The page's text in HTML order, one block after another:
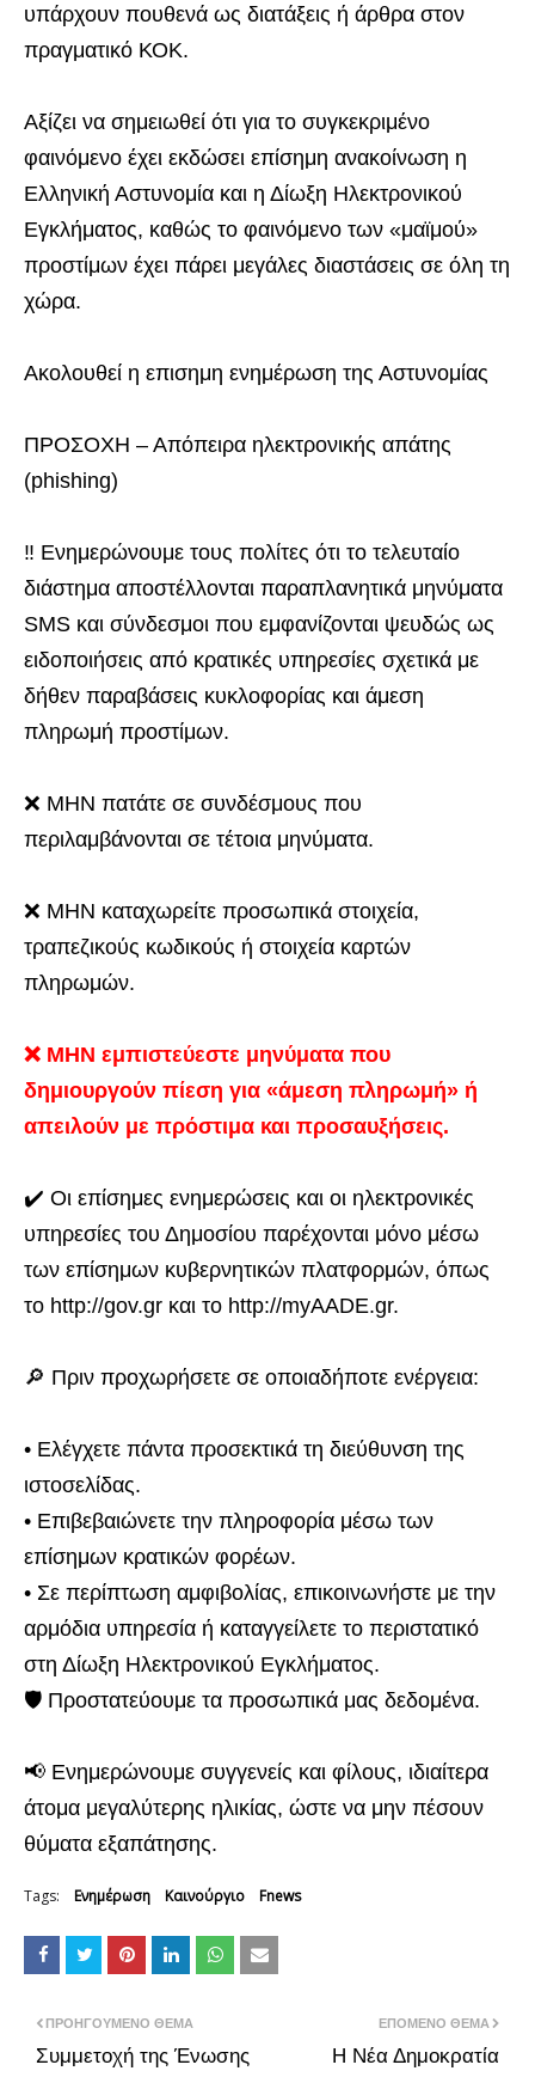
υπάρχουν πουθενά ως διατάξεις ή άρθρα στον
πραγματικό ΚΟΚ.
Αξίζει να σημειωθεί ότι για το συγκεκριμένο
φαινόμενο έχει εκδώσει επίσημη ανακοίνωση η
Ελληνική Αστυνομία και η Δίωξη Ηλεκτρονικού
Εγκλήματος, καθώς το φαινόμενο των «μαϊμού»
προστίμων έχει πάρει μεγάλες διαστάσεις σε όλη τη
χώρα.
Ακολουθεί η επισημη ενημέρωση της Αστυνομίας
ΠΡΟΣΟΧΗ – Απόπειρα ηλεκτρονικής απάτης
(phishing)
‼️ Ενημερώνουμε τους πολίτες ότι το τελευταίο
διάστημα αποστέλλονται παραπλανητικά μηνύματα
SMS και σύνδεσμοι που εμφανίζονται ψευδώς ως
ειδοποιήσεις από κρατικές υπηρεσίες σχετικά με
δήθεν παραβάσεις κυκλοφορίας και άμεση
πληρωμή προστίμων.
❌ ΜΗΝ πατάτε σε συνδέσμους που
περιλαμβάνονται σε τέτοια μηνύματα.
❌ ΜΗΝ καταχωρείτε προσωπικά στοιχεία,
τραπεζικούς κωδικούς ή στοιχεία καρτών
πληρωμών.
❌ ΜΗΝ εμπιστεύεστε μηνύματα που
δημιουργούν πίεση για «άμεση πληρωμή» ή
απειλούν με πρόστιμα και προσαυξήσεις.
✔️ Οι επίσημες ενημερώσεις και οι ηλεκτρονικές
υπηρεσίες του Δημοσίου παρέχονται μόνο μέσω
των επίσημων κυβερνητικών πλατφορμών, όπως
το http://gov.gr και το http://myAADE.gr.
🔎 Πριν προχωρήσετε σε οποιαδήποτε ενέργεια:
• Ελέγχετε πάντα προσεκτικά τη διεύθυνση της
ιστοσελίδας.
• Επιβεβαιώνετε την πληροφορία μέσω των
επίσημων κρατικών φορέων.
• Σε περίπτωση αμφιβολίας, επικοινωνήστε με την
αρμόδια υπηρεσία ή καταγγείλετε το περιστατικό
στη Δίωξη Ηλεκτρονικού Εγκλήματος.
🛡️ Προστατεύουμε τα προσωπικά μας δεδομένα.
📢 Ενημερώνουμε συγγενείς και φίλους, ιδιαίτερα
άτομα μεγαλύτερης ηλικίας, ώστε να μην πέσουν
θύματα εξαπάτησης.
Tags: Ενημέρωση Καινούργιο Fnews
ΕΠΌΜΕΝΟ ΘΈΜΑ
Η Νέα Δημοκρατία
ΠΡΟΗΓΟΎΜΕΝΟ ΘΈΜΑ
Συμμετοχή της Ένωσης